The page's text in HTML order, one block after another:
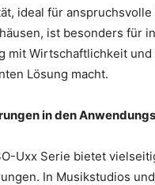
ideal für
ist besonders für
mit Wirtschaftlichkeit
Lösung macht.
in den
Uxx Serie bietet
In Musikstudios